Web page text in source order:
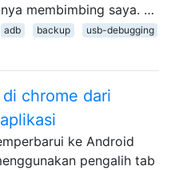
membimbing saya. …
adb backup
usb-debugging
chrome dari
ke Android
pengalih tab